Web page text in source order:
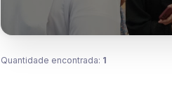
Quantidade encontrada: 1